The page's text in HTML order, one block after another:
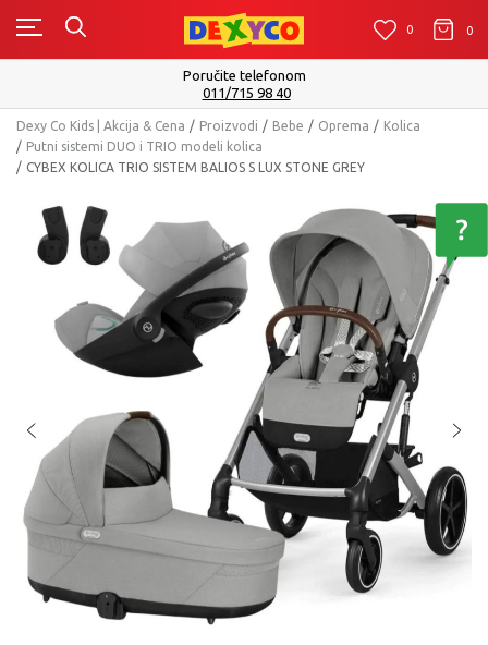
0 0 0
Poručite telefonom
011/715 98 40
Dexy Co Kids | Akcija & Cena Proizvodi Bebe Oprema
Kolica
Putni sistemi DUO i TRIO modeli kolica
CYBEX KOLICA TRIO SISTEM BALIOS S LUX STONE GREY